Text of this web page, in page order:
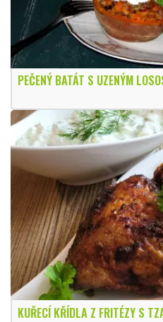
PEČENÝ BATÁT S UZENÝM
KUŘECÍ KŘÍDLA Z FRITÉZY S